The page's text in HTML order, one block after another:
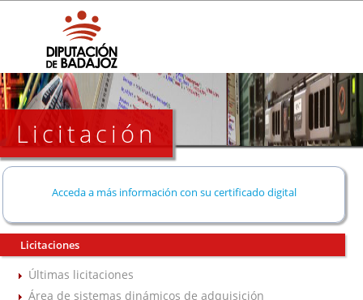
Licitación
Acceda a más información con su certificado digital
Licitaciones
Últimas licitaciones
Área de sistemas dinámicos de adquisición